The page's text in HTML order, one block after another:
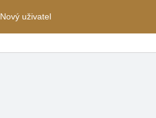
Nový uživatel